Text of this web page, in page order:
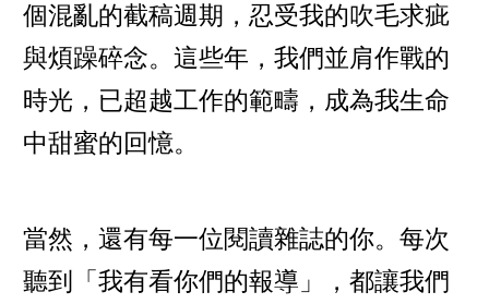
個混亂的截稿週期，忍受我的吹毛求疵
與煩躁碎念。這些年，我們並肩作戰的
時光，已超越工作的範疇，成為我生命
中甜蜜的回憶。
當然，還有每一位閱讀雜誌的你。每次
聽到「我有看你們的報導」，都讓我們